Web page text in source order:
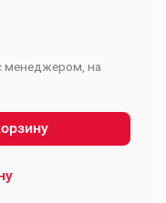
менеджером, на